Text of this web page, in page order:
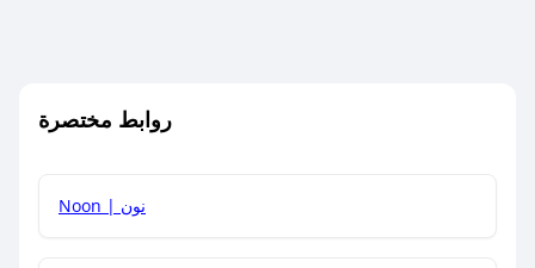
روابط مختصرة
Noon | نون